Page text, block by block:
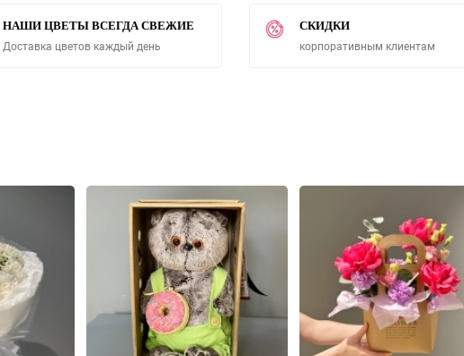
НАШИ ЦВЕТЫ ВСЕГДА СВЕЖИЕ
Доставка цветов каждый день
СКИДКИ
корпоративным клиентам